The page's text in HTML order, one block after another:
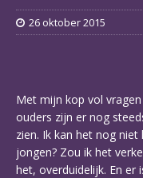
26 oktober 2015
Met mijn kop vol
ouders zijn er nog
zien. Ik kan het nog
jongen? Zou ik het
het, overduidelijk. En